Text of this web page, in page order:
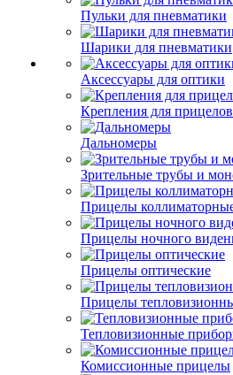
Пульки для пневматики
Шарики для пневматики
Аксессуары для оптики
Крепления для прицелов
Дальномеры
Зрительные трубы и
Прицелы
Прицелы ночного
Прицелы оптические
Прицелы
Тепловизионные
Комиссионные прицелы